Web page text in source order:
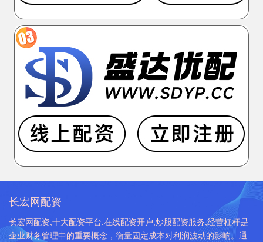
长宏网配资
长宏网配资,十大配资平台,在线配资开户,炒股配资服务,经营杠杆是
企业财务管理中的重要概念，衡量固定成本对利润波动的影响。通